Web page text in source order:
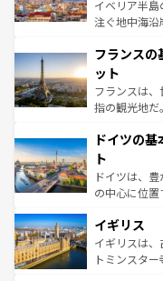
できる。朝目
なお、新着
しい。
イベリア半
注ぐ地中海沿
文化が根付く
れる闘牛、そ
る。首都マ
アートに溢れ
せる。地方
ンテンツ一覧
フランスの
ット
フランスは
指の観光地だ
で、幅広い
聖堂、美し
から魅了す
れ、フラン
香り高いラベ
らに、パリ
も豊かな歴
ドイツの
ト
ドイツは、
の中心に位
顔を持つこの
ルリンの文
してライン
イギリス
イギリスは
トミンスタ